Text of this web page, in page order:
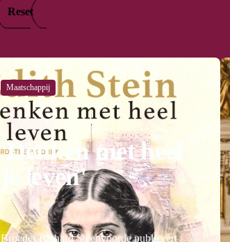
Reset
Maatschappij
'Denken met heel
je leven'
Broeder Richard Steenvoorde publiceert